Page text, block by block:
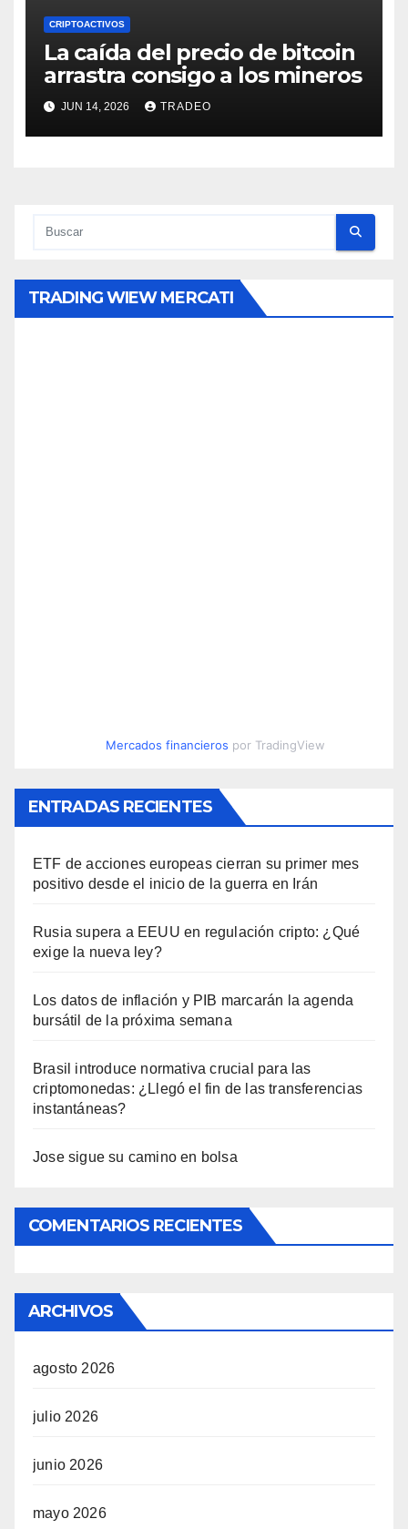
CRIPTOACTIVOS
La caída del precio de bitcoin
arrastra consigo a los mineros
JUN 14, 2026 TRADEO
TRADING WIEW MERCATI
Mercados financieros por TradingView
ENTRADAS RECIENTES
ETF de acciones europeas cierran su primer mes
positivo desde el inicio de la guerra en Irán
Rusia supera a EEUU en regulación cripto: ¿Qué
exige la nueva ley?
Los datos de inflación y PIB marcarán la agenda
bursátil de la próxima semana
Brasil introduce normativa crucial para las
criptomonedas: ¿Llegó el fin de las transferencias
instantáneas?
Jose sigue su camino en bolsa
COMENTARIOS RECIENTES
ARCHIVOS
agosto 2026
julio 2026
junio 2026
mayo 2026